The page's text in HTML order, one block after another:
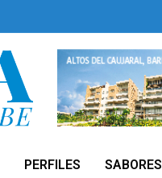
PERFILES SABORES